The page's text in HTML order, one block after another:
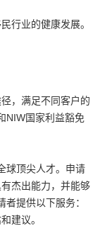
行业的健康发展。
，满足不同客户的
NIW国家利益豁免
球顶尖人才。申请
杰出能力，并能够
提供以下服务：
建议。